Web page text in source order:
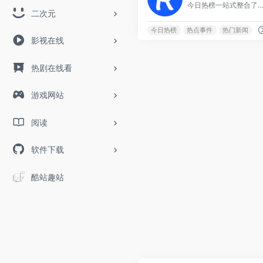
二次元
影视在线
热剧在线看
游戏网站
阅读
软件下载
酷站趣站
今日热榜一站式整合了各大平台的热门话题：包括知乎、微博、百度的热搜榜单，以及IT之家、36氪、少数派、豆瓣、小红书、百度贴吧、虎扑、虎嗅、天涯、B站、小众软件、抖音、吾爱破解、GitHub、技术期刊等。
今日热榜 热点事件 热门新闻